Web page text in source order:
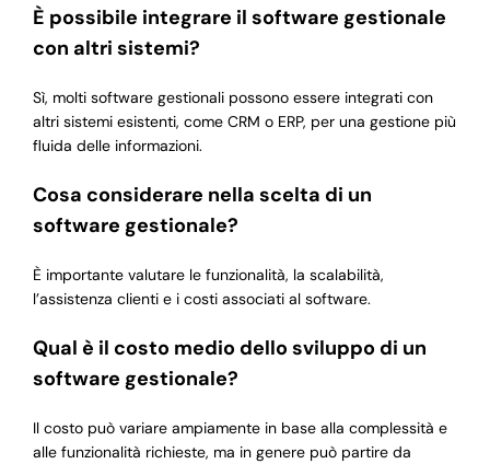
È possibile integrare il software gestionale
con altri sistemi?
Sì, molti software gestionali possono essere integrati con
altri sistemi esistenti, come CRM o ERP, per una gestione più
fluida delle informazioni.
Cosa considerare nella scelta di un
software gestionale?
È importante valutare le funzionalità, la scalabilità,
l’assistenza clienti e i costi associati al software.
Qual è il costo medio dello sviluppo di un
software gestionale?
Il costo può variare ampiamente in base alla complessità e
alle funzionalità richieste, ma in genere può partire da